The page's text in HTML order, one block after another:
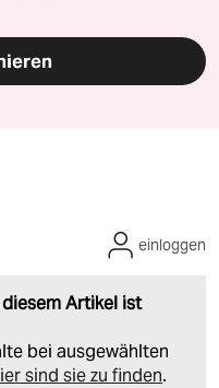
Artikel ist
bei ausgewählten
sind sie zu finden.
einloggen